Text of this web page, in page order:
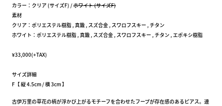
カラー：クリア (サイズF) /ホワイト (サイズF)
素材
クリア：ポリエステル樹脂 , 真鍮 , スズ合金 , スワロフスキー , チタン
ホワイト：ポリエステル樹脂 , 真鍮 , スズ合金 , スワロフスキー , チタン , エポキシ樹脂
¥33,000(+TAX)
サイズ詳細
F【 縦 4.5cm / 横 3cm 】
古伊万里の草花の柄が浮かび上がるモチーフを合わせたフープが存在感のあるピアス。連